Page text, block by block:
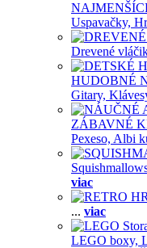
Uspavačky,
Drevené
HUDOBNÉ
Gitary,
ZÁBAVNÉ
Pexeso, Albi
viac
... viac
LEGO boxy,